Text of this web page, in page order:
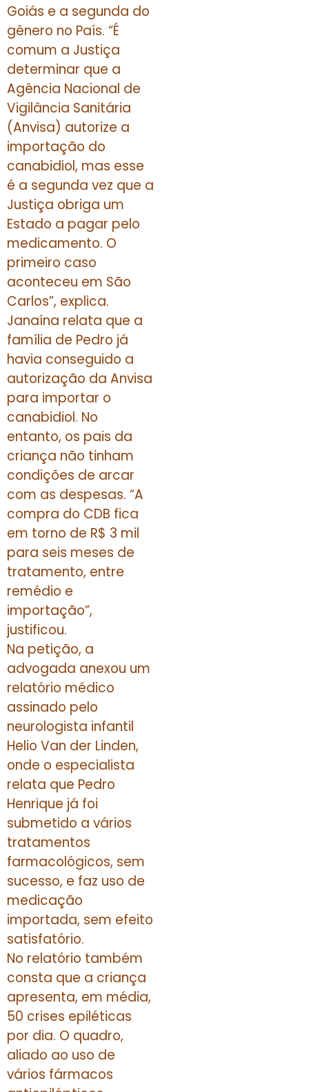
Goiás e a segunda do
gênero no País. “É
comum a Justiça
determinar que a
Agência Nacional de
Vigilância Sanitária
(Anvisa) autorize a
importação do
canabidiol, mas esse
é a segunda vez que a
Justiça obriga um
Estado a pagar pelo
medicamento. O
primeiro caso
aconteceu em São
Carlos”, explica.
Janaína relata que a
família de Pedro já
havia conseguido a
autorização da Anvisa
para importar o
canabidiol. No
entanto, os pais da
criança não tinham
condições de arcar
com as despesas. “A
compra do CDB fica
em torno de R$ 3 mil
para seis meses de
tratamento, entre
remédio e
importação”,
justificou.
Na petição, a
advogada anexou um
relatório médico
assinado pelo
neurologista infantil
Helio Van der Linden,
onde o especialista
relata que Pedro
Henrique já foi
submetido a vários
tratamentos
farmacológicos, sem
sucesso, e faz uso de
medicação
importada, sem efeito
satisfatório.
No relatório também
consta que a criança
apresenta, em média,
50 crises epiléticas
por dia. O quadro,
aliado ao uso de
vários fármacos